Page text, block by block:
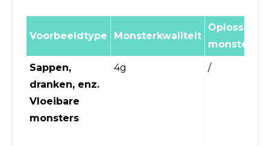
Voorbeeldtype Monsterkwaliteit
Oplossing
monster
Sappen,
dranken, enz.
Vloeibare
monsters
4g /